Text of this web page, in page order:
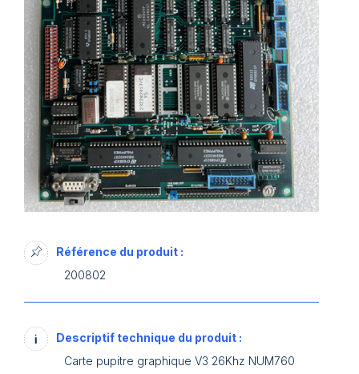
Référence du produit :
200802
Descriptif technique du produit :
Carte pupitre graphique V3 26Khz NUM760